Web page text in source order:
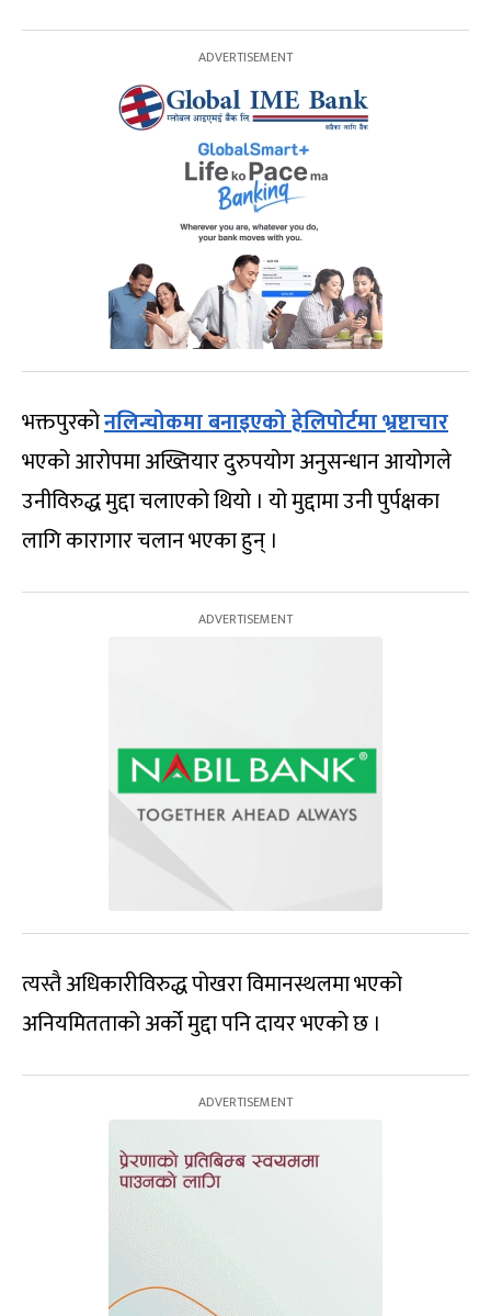
भक्तपुरकोनलिन्चोकमा बनाइएको हेलिपोर्टमा भ्रष्टाचार
भएको आरोपमा अख्तियार दुरुपयोग अनुसन्धान आयोगले
उनीविरुद्ध मुद्दा चलाएको थियो । यो मुद्दामा उनी पुर्पक्षका
लागि कारागार चलान भएका हुन् ।
त्यस्तै अधिकारीविरुद्ध पोखरा विमानस्थलमा भएको
अनियमितताको अर्को मुद्दा पनि दायर भएको छ ।